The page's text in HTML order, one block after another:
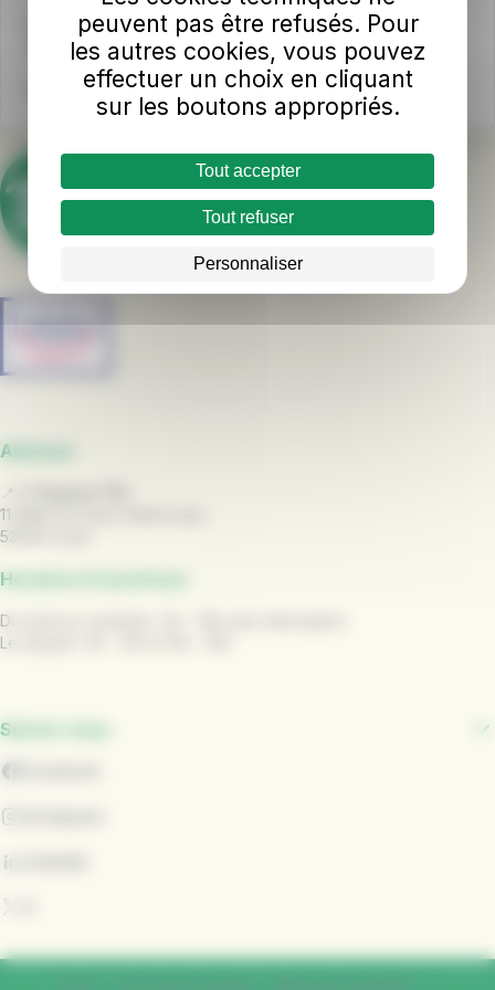
Horaires d'ouverture
Du lundi au samedi : 8h - 18h sans interruption
Nous écrire
Adresse
11 Allée du Vieux Saint Louis,
53000 Laval
Horaires d'ouverture
Du lundi au vendredi : 9h - 18h sans interruption
Le samedi : 9h - 12h et 14h - 18h
Suivez-nous
peuvent pas être refusés. Pour
les autres cookies, vous pouvez
effectuer un choix en cliquant
sur les boutons appropriés.
Tout accepter
Tout refuser
Personnaliser